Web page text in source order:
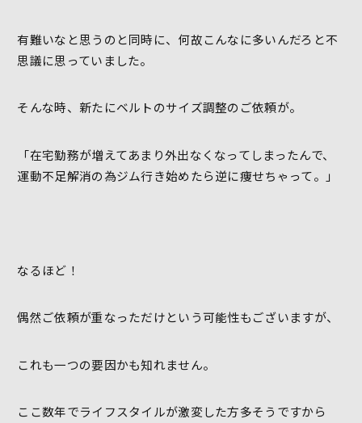
有難いなと思うのと同時に、何故こんなに多いんだろと不
思議に思っていました。
そんな時、新たにベルトのサイズ調整のご依頼が。
「在宅勤務が増えてあまり外出なくなってしまったんで、
運動不足解消の為ジム行き始めたら逆に痩せちゃって。」
なるほど！
偶然ご依頼が重なっただけという可能性もございますが、
これも一つの要因かも知れません。
ここ数年でライフスタイルが激変した方多そうですから